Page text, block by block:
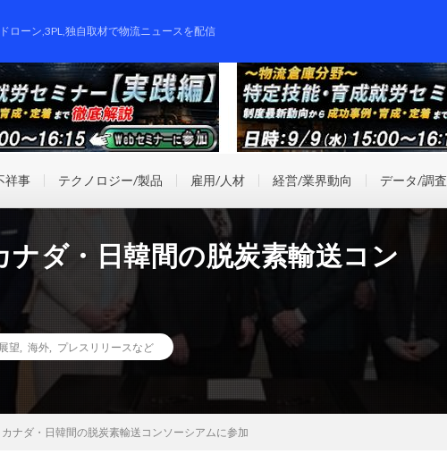
ローン,3PL,独自取材で物流ニュースを配信
祥事 テクノロジー/製品 雇用/人材 経営/業界動向 データ/調査
ナダ・日韓間の脱炭素輸送コン
望 海外 プレスリリースなど
ナダ・日韓間の脱炭素輸送コンソーシアムに参加